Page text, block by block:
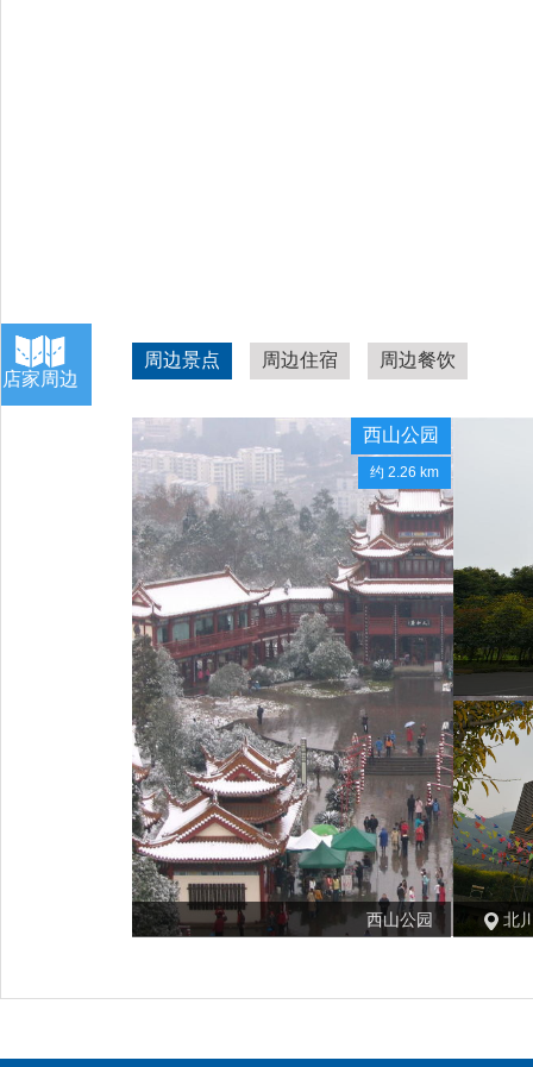
店家周边
周边景点 周边住宿 周边餐饮
西山公园
约 2.26 km
西山公园 北